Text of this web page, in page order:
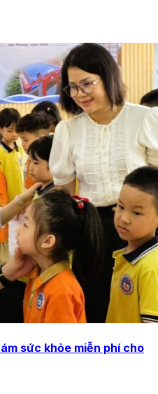
sức khỏe miễn phí cho